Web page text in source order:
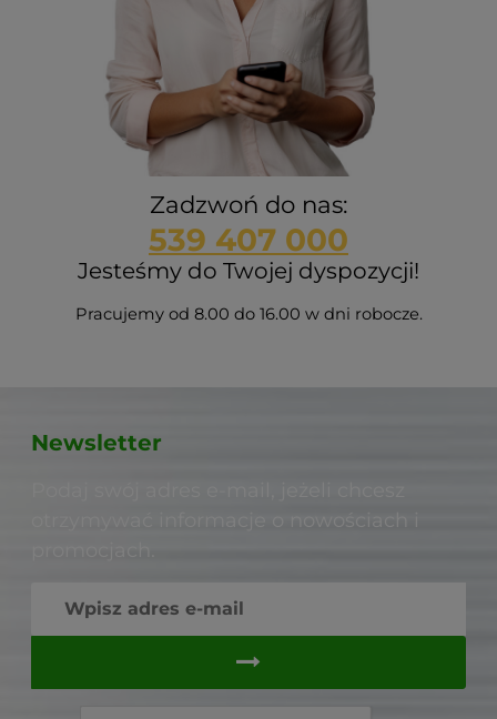
Zadzwoń do nas:
539 407 000
Jesteśmy do Twojej dyspozycji!
Pracujemy od 8.00 do 16.00 w dni robocze.
Newsletter